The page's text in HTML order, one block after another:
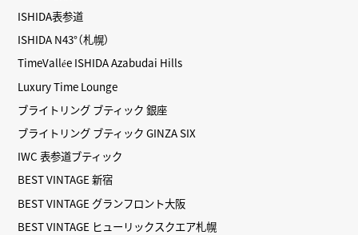
ISHIDA表参道
ISHIDA N43°（札幌）
TimeVallée ISHIDA Azabudai Hills
Luxury Time Lounge
ブライトリング ブティック 銀座
ブライトリング ブティック GINZA SIX
IWC 表参道ブティック
BEST VINTAGE 新宿
BEST VINTAGE グランフロント大阪
BEST VINTAGE ヒューリックスクエア札幌